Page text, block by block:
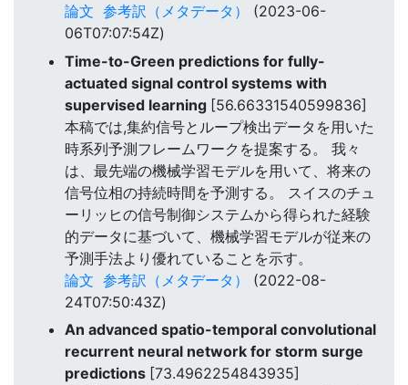
論文 参考訳（メタデータ）
(2023-06-
06T07:07:54Z)
Time-to-Green predictions for fully-
actuated signal control systems with
supervised learning [56.66331540599836]
本稿では,集約信号とループ検出データを用いた
時系列予測フレームワークを提案する。 我々
は、最先端の機械学習モデルを用いて、将来の
信号位相の持続時間を予測する。 スイスのチュ
ーリッヒの信号制御システムから得られた経験
的データに基づいて、機械学習モデルが従来の
予測手法より優れていることを示す。
論文 参考訳（メタデータ）
(2022-08-
24T07:50:43Z)
An advanced spatio-temporal convolutional
recurrent neural network for storm surge
predictions [73.4962254843935]